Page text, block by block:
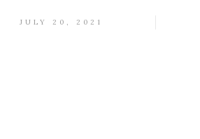
JULY 20, 2021